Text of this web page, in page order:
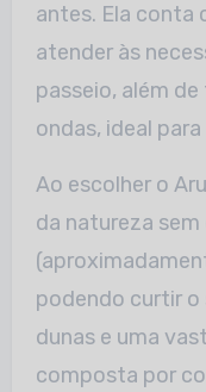
antes. Ela conta
atender às
passeio, além
ondas, ideal
Ao escolher o
da natureza
podendo curtir o
dunas e uma
composta por